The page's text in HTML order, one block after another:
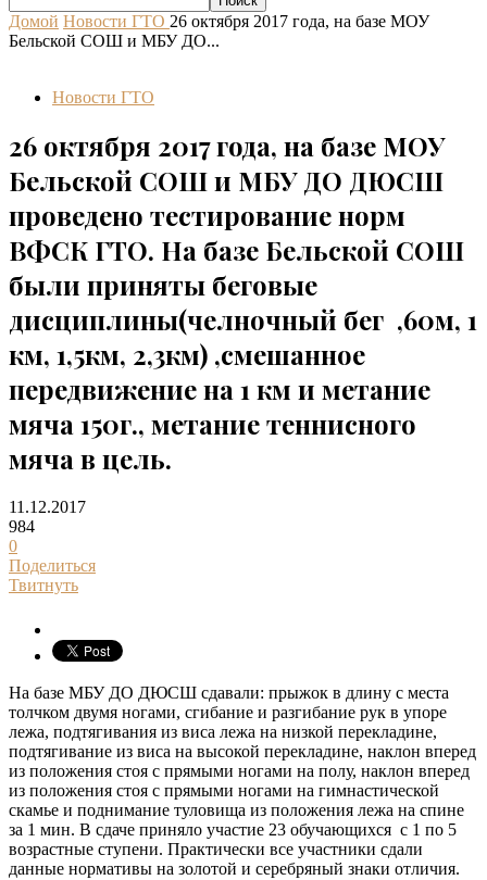
Домой Новости ГТО 26 октября 2017 года, на базе МОУ
Бельской СОШ и МБУ ДО...
Новости ГТО
26 октября 2017 года, на базе МОУ
Бельской СОШ и МБУ ДО ДЮСШ
проведено тестирование норм
ВФСК ГТО. На базе Бельской СОШ
были приняты беговые
дисциплины(челночный бег ,60м, 1
км, 1,5км, 2,3км) ,смешанное
передвижение на 1 км и метание
мяча 150г., метание теннисного
мяча в цель.
11.12.2017
984
0
Поделиться
Твитнуть
На базе МБУ ДО ДЮСШ сдавали: прыжок в длину с места
толчком двумя ногами, сгибание и разгибание рук в упоре
лежа, подтягивания из виса лежа на низкой перекладине,
подтягивание из виса на высокой перекладине, наклон вперед
из положения стоя с прямыми ногами на полу, наклон вперед
из положения стоя с прямыми ногами на гимнастической
скамье и поднимание туловища из положения лежа на спине
за 1 мин. В сдаче приняло участие 23 обучающихся с 1 по 5
возрастные ступени. Практически все участники сдали
данные нормативы на золотой и серебряный знаки отличия.